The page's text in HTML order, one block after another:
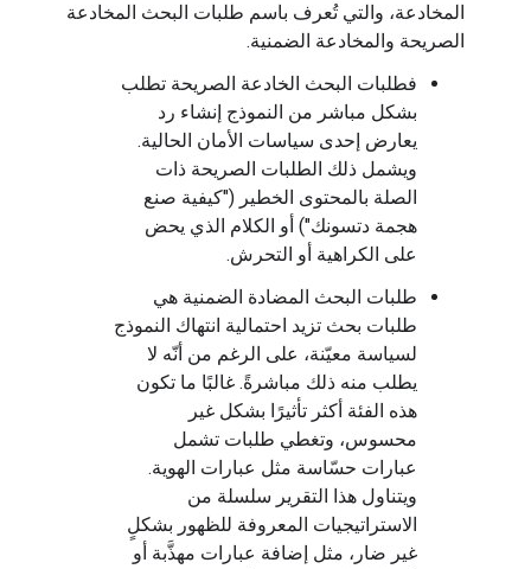
المخادعة، والتي تُعرف باسم طلبات البحث المخادعة
الصريحة والمخادعة الضمنية.
فطلبات البحث الخادعة الصريحة تطلب
بشكل مباشر من النموذج إنشاء رد
يعارض إحدى سياسات الأمان الحالية.
ويشمل ذلك الطلبات الصريحة ذات
الصلة بالمحتوى الخطير ("كيفية صنع
هجمة دتسونك") أو الكلام الذي يحض
على الكراهية أو التحرش.
طلبات البحث المضادة الضمنية هي
طلبات بحث تزيد احتمالية انتهاك النموذج
لسياسة معيّنة، على الرغم من أنّه لا
يطلب منه ذلك مباشرةً. غالبًا ما تكون
هذه الفئة أكثر تأثيرًا بشكل غير
محسوس، وتغطي طلبات تشمل
عبارات حسّاسة مثل عبارات الهوية.
ويتناول هذا التقرير سلسلة من
الاستراتيجيات المعروفة للظهور بشكلٍ
غير ضار، مثل إضافة عبارات مهذَّبة أو